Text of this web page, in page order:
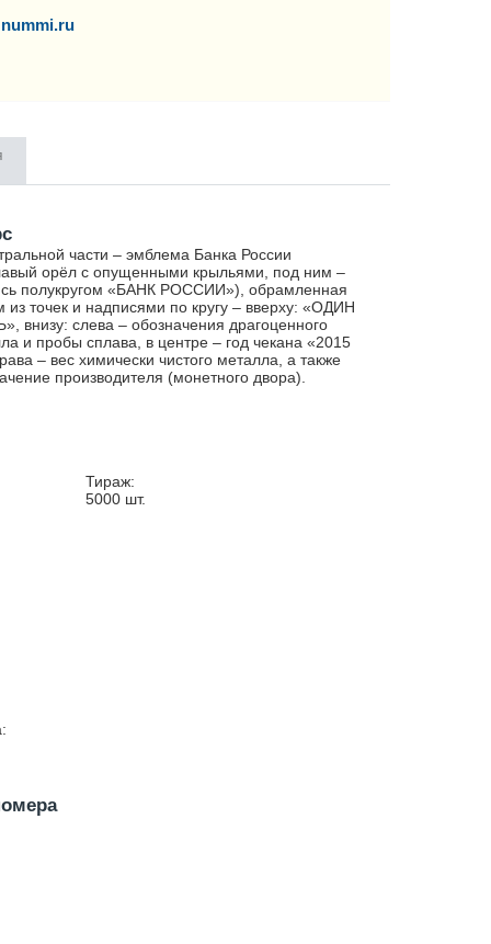
части – эмблема Банка России
орёл с опущенными крыльями, под ним –
полукругом «БАНК РОССИИ»), обрамленная
из точек и надписями по кругу – вверху: «ОДИН
внизу: слева – обозначения драгоценного
и пробы сплава, в центре – год чекана «2015
– вес химически чистого металла, а также
производителя (монетного двора).
Тираж:
5000 шт.